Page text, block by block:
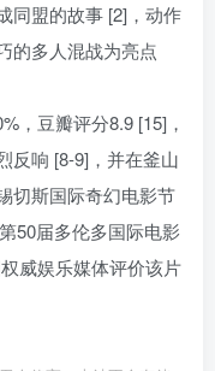
同盟的故事 [2]，动作
的多人混战为亮点
，豆瓣评分8.9 [15]，
反响 [8-9]，并在釜山
切斯国际奇幻电影节
50届多伦多国际电影
威娱乐媒体评价该片